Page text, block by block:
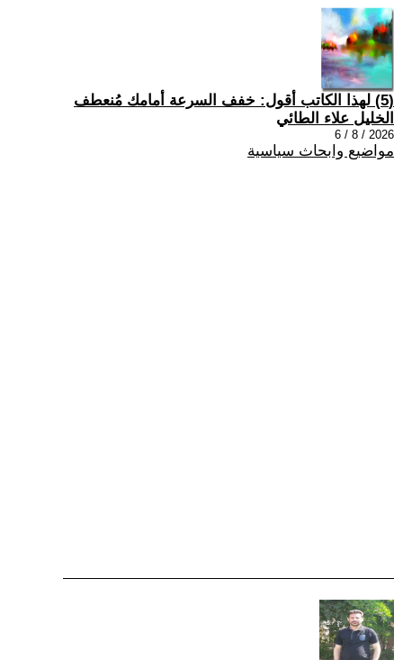
(5) لهذا الكاتب أقول: خفف السرعة أمامك مُنعطف
الخليل علاء الطائي
2026 / 8 / 6
مواضيع وابحاث سياسية